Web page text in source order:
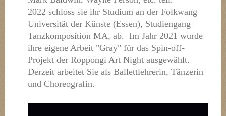
2022 schloss sie ihr Studium an der Folkwang
Universität der Künste (Essen), Studiengang
Tanzkomposition MA, ab. Im Jahr 2021 wurde
ihre eigene Arbeit "Gray" für das Spin-off-
Projekt der Roppongi Art Night ausgewählt.
Derzeit arbeitet Sie als Ballettlehrerin, Tänzerin
und Choreografin.